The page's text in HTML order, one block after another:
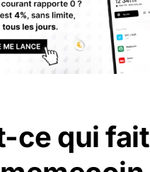
ce qui fait